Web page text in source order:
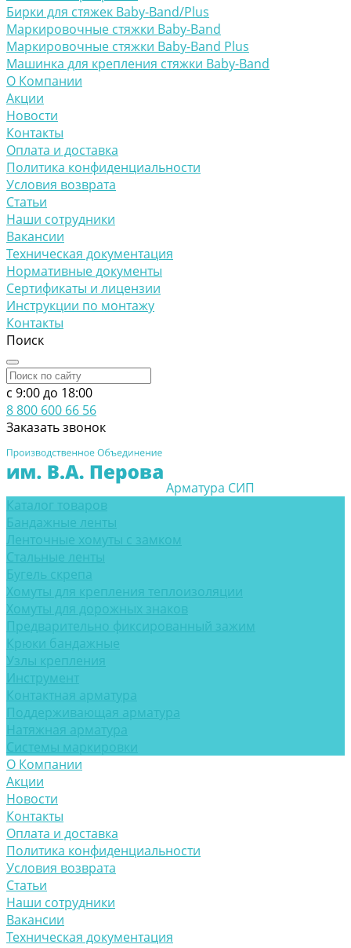
Бирки для стяжек Baby-Band/Plus
Маркировочные стяжки Baby-Band
Маркировочные стяжки Baby-Band Plus
Машинка для крепления стяжки Baby-Band
О Компании
Акции
Новости
Контакты
Оплата и доставка
Политика конфиденциальности
Условия возврата
Статьи
Наши сотрудники
Вакансии
Техническая документация
Нормативные документы
Сертификаты и лицензии
Инструкции по монтажу
Контакты
Поиск
c 9:00 до 18:00
8 800 600 66 56
Заказать звонок
Арматура СИП
Каталог товаров
Бандажные ленты
Ленточные хомуты с замком
Стальные ленты
Бугель скрепа
Хомуты для крепления теплоизоляции
Хомуты для дорожных знаков
Предварительно фиксированный зажим
Крюки бандажные
Узлы крепления
Инструмент
Контактная арматура
Поддерживающая арматура
Натяжная арматура
Системы маркировки
О Компании
Акции
Новости
Контакты
Оплата и доставка
Политика конфиденциальности
Условия возврата
Статьи
Наши сотрудники
Вакансии
Техническая документация